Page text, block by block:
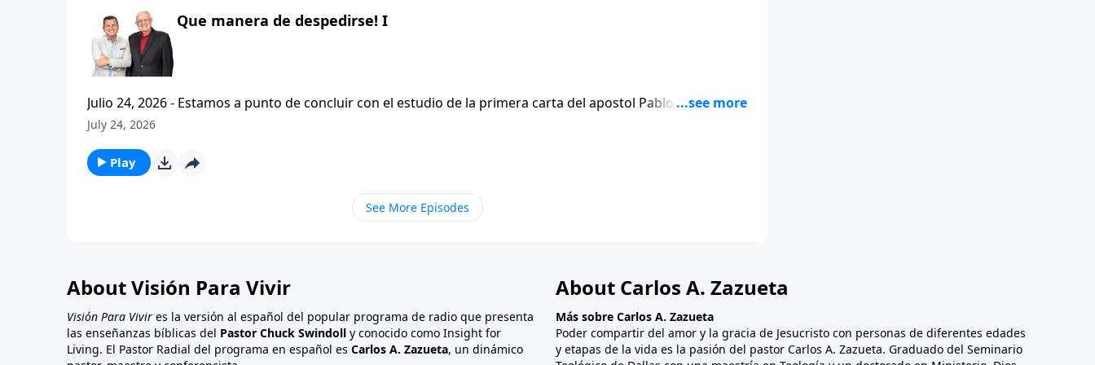
Que manera de despedirse! I
Julio 24, 2026 - Estamos a punto de concluir con el estudio de la primera carta del apostol Pablo a los
tesalonicenses titulado: Cristianismo Contagioso. En este escrito vemos una despedida franca. En lugar de
a sus hijos espirituales con una bendicion que termina siendo el punto mas apasionado de toda su carta.
July 24, 2026
Play
See More Episodes
About Visión Para Vivir
Visión Para Vivir es la versión al español del popular programa de radio que presenta
las enseñanzas bíblicas del Pastor Chuck Swindoll y conocido como Insight for
Living. El Pastor Radial del programa en español es Carlos A. Zazueta, un dinámico
About Carlos A. Zazueta
Más sobre Carlos A. Zazueta
Poder compartir del amor y la gracia de Jesucristo con personas de diferentes edades
y etapas de la vida es la pasión del pastor Carlos A. Zazueta. Graduado del Seminario